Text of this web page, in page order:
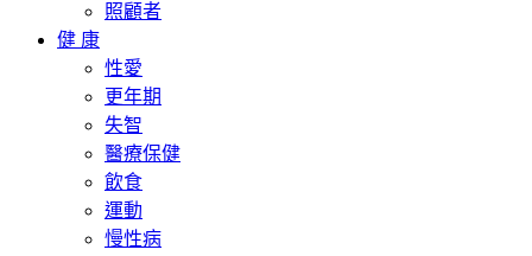
照顧者
健 康
性愛
更年期
失智
醫療保健
飲食
運動
慢性病